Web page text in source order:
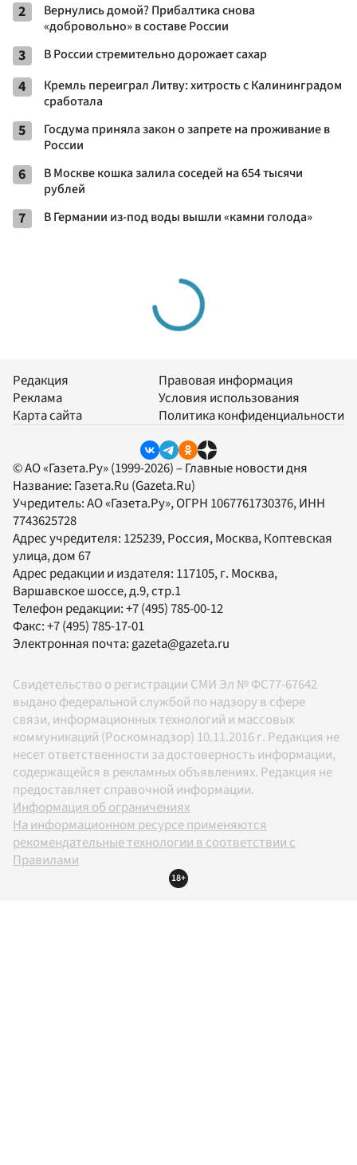
2
Вернулись домой? Прибалтика снова
«добровольно» в составе России
3 В России стремительно дорожает сахар
4
Кремль переиграл Литву: хитрость с Калининградом
сработала
5
Госдума приняла закон о запрете на проживание в
России
6
В Москве кошка залила соседей на 654 тысячи
рублей
7 В Германии из-под воды вышли «камни голода»
Редакция
Реклама
Карта сайта
Правовая информация
Условия использования
Политика конфиденциальности
© АО «Газета.Ру» (1999-2026) – Главные новости дня
Название: Газета.Ru (Gazeta.Ru)
Учредитель:АО «Газета.Ру», ОГРН 1067761730376, ИНН
7743625728
Адрес учредителя: 125239, Россия, Москва, Коптевская
улица, дом 67
Адрес редакции и издателя: 117105, г. Москва,
Варшавское шоссе, д.9, стр.1
Телефон редакции:+7 (495) 785-00-12
Факс:+7 (495) 785-17-01
Электронная почта:gazeta@gazeta.ru
Свидетельство о регистрации СМИ Эл № ФС77-67642
выдано федеральной службой по надзору в сфере
связи, информационных технологий и массовых
коммуникаций (Роскомнадзор) 10.11.2016 г. Редакция не
несет ответственности за достоверность информации,
содержащейся в рекламных объявлениях. Редакция не
предоставляет справочной информации.
Информация об ограничениях
На информационном ресурсе применяются
рекомендательные технологии в соответствии с
Правилами
18+